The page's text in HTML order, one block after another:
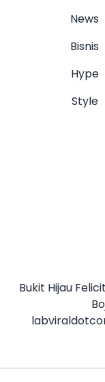
News
Bisnis
Hype
Style
Bukit Hijau